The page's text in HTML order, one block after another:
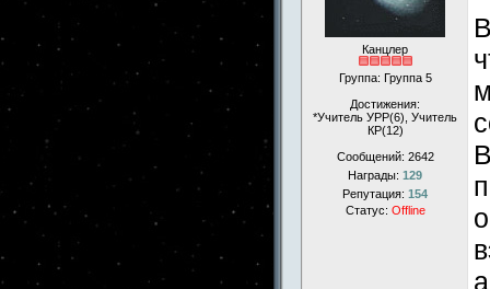
Канцлер
Группа: Группа 5
Достижения:
*Учитель УРР(6), Учитель
КР(12)
Сообщений: 2642
Награды: 129
Репутация: 154
Статус: Offline